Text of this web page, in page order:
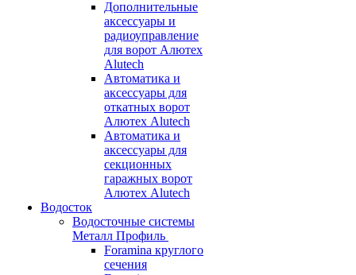
Дополнительные
аксессуары и
радиоуправление
для ворот Алютех
Alutech
Автоматика и
аксессуары для
откатных ворот
Алютех Alutech
Автоматика и
аксессуары для
секционных
гаражных ворот
Алютех Alutech
Водосток
Водосточные системы
Металл Профиль
Foramina круглого
сечения